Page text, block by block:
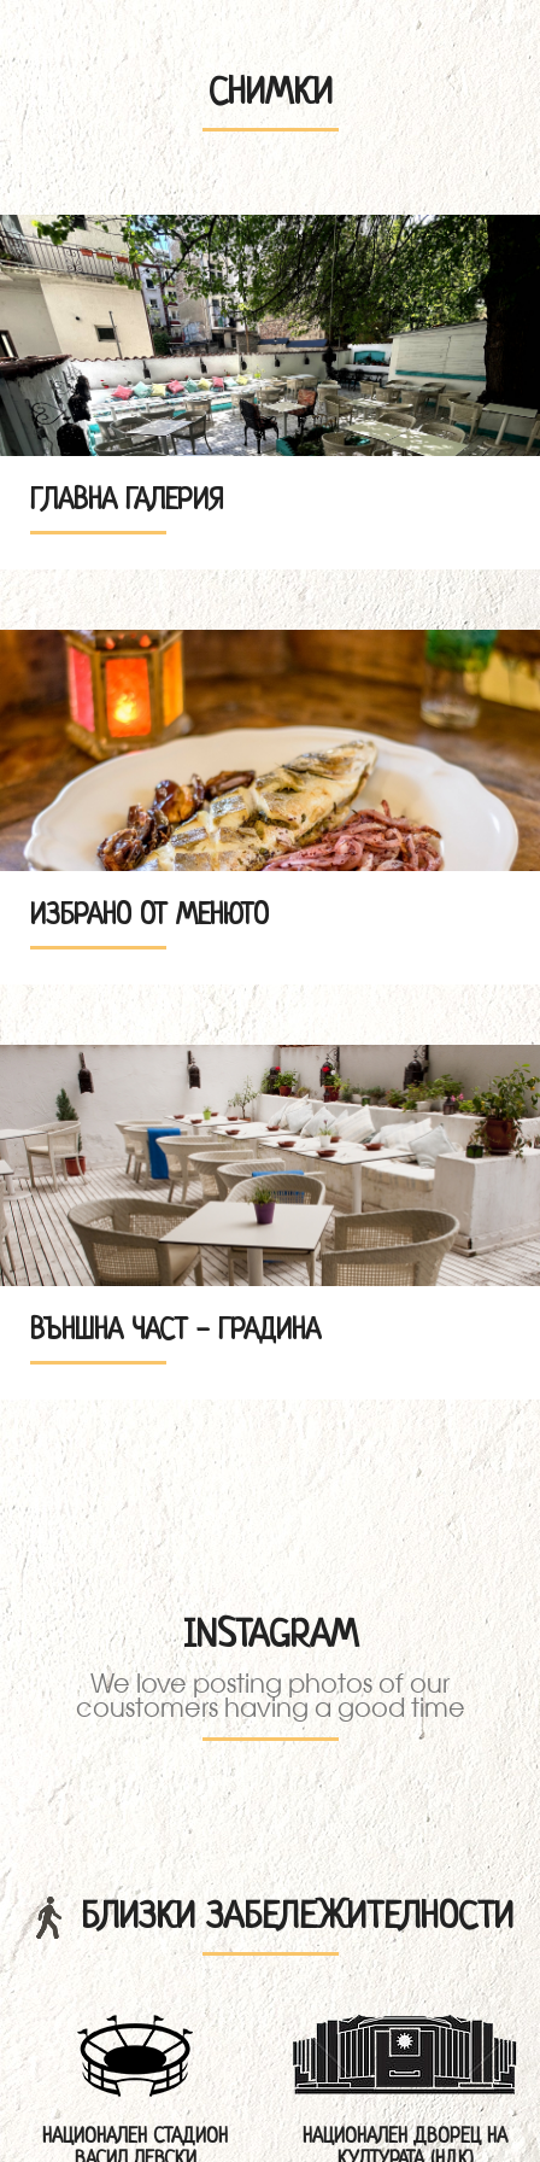
СНИМКИ
ГЛАВНА ГАЛЕРИЯ
ИЗБРАНО ОТ МЕНЮТО
ВЪНШНА ЧАСТ - ГРАДИНА
INSTAGRAM
We love posting photos of our
coustomers having a good time
БЛИЗКИ ЗАБЕЛЕЖИТЕЛНОСТИ
НАЦИОНАЛЕН СТАДИОН
НАЦИОНАЛЕН ДВОРЕЦ НА